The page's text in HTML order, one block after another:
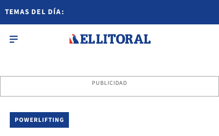
TEMAS DEL DÍA:
PUBLICIDAD
POWERLIFTING